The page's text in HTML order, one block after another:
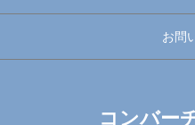
お問
コンバー